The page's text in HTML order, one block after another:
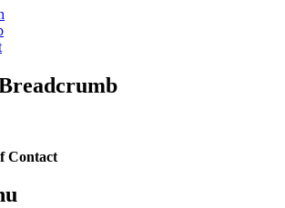
Contact